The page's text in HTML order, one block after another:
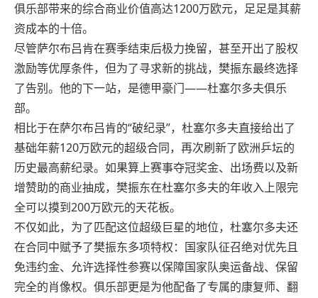
俱乐部带来的综合商业价值高达1200万欧元，足足是其薪
资成本的十倍。
尽管萨尔布吕肯在赛季结束后极力挽留，甚至开出了股权
激励等优厚条件，但为了寻求新的挑战，樊振东最终选择
了告别。他的下一站，是德甲豪门——杜塞尔多夫俱乐
部。
相比于在萨尔布吕肯的“破纪录”，杜塞尔多夫直接给出了
基础年薪120万欧元的超级合同，再次刷新了欧洲乒坛的
历史最高薪纪录。如果算上赛事夺冠奖金、出场费以及新
增赞助的商业抽成，樊振东在杜塞尔多夫的年收入上限完
全可以摸到200万欧元的天花板。
不仅如此，为了匹配这位超级巨星的地位，杜塞尔多夫还
在合同中赋予了樊振东多项特权：国家队征召绝对优先且
免违约金、允许选择性参赛以保障国家队奥运备战、保留
完全的肖像权。俱乐部更是为他配备了专属的康复师、翻